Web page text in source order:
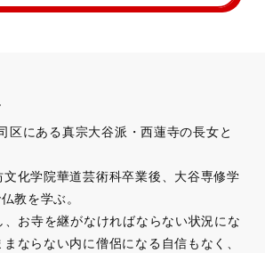
区にある真宗大谷派・西蓮寺の長女と
化学院華道芸術科卒業後、大谷専修学
教を学ぶ。
、お寺を継がなければならない状況にな
ならない内に僧侶になる自信もなく、